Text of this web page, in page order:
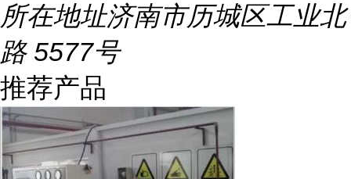
所在地址济南市历城区工业北
路 5577号
推荐产品